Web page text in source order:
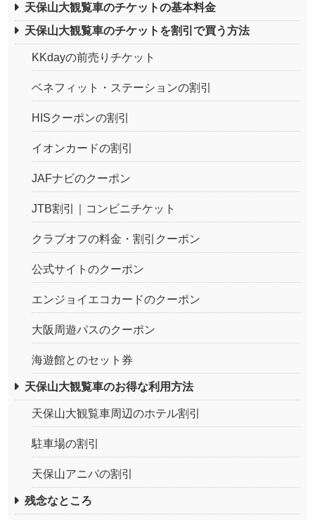
天保山大観覧車のチケットの基本料金
天保山大観覧車のチケットを割引で買う方法
KKdayの前売りチケット
ベネフィット・ステーションの割引
HISクーポンの割引
イオンカードの割引
JAFナビのクーポン
JTB割引｜コンビニチケット
クラブオフの料金・割引クーポン
公式サイトのクーポン
エンジョイエコカードのクーポン
大阪周遊パスのクーポン
海遊館とのセット券
天保山大観覧車のお得な利用方法
天保山大観覧車周辺のホテル割引
駐車場の割引
天保山アニパの割引
残念なところ